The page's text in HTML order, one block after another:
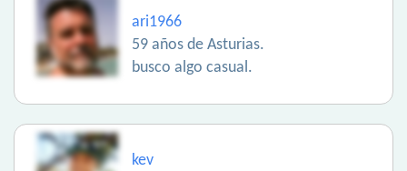
ari1966
59 años de Asturias.
busco algo casual.
kev